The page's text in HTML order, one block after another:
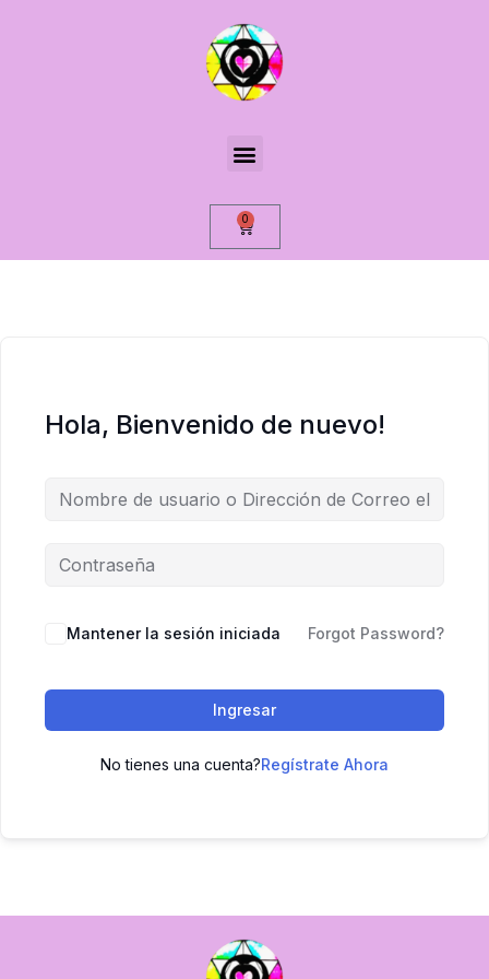
0
Hola, Bienvenido de nuevo!
Mantener la sesión iniciada Forgot Password?
Ingresar
No tienes una cuenta?Regístrate Ahora